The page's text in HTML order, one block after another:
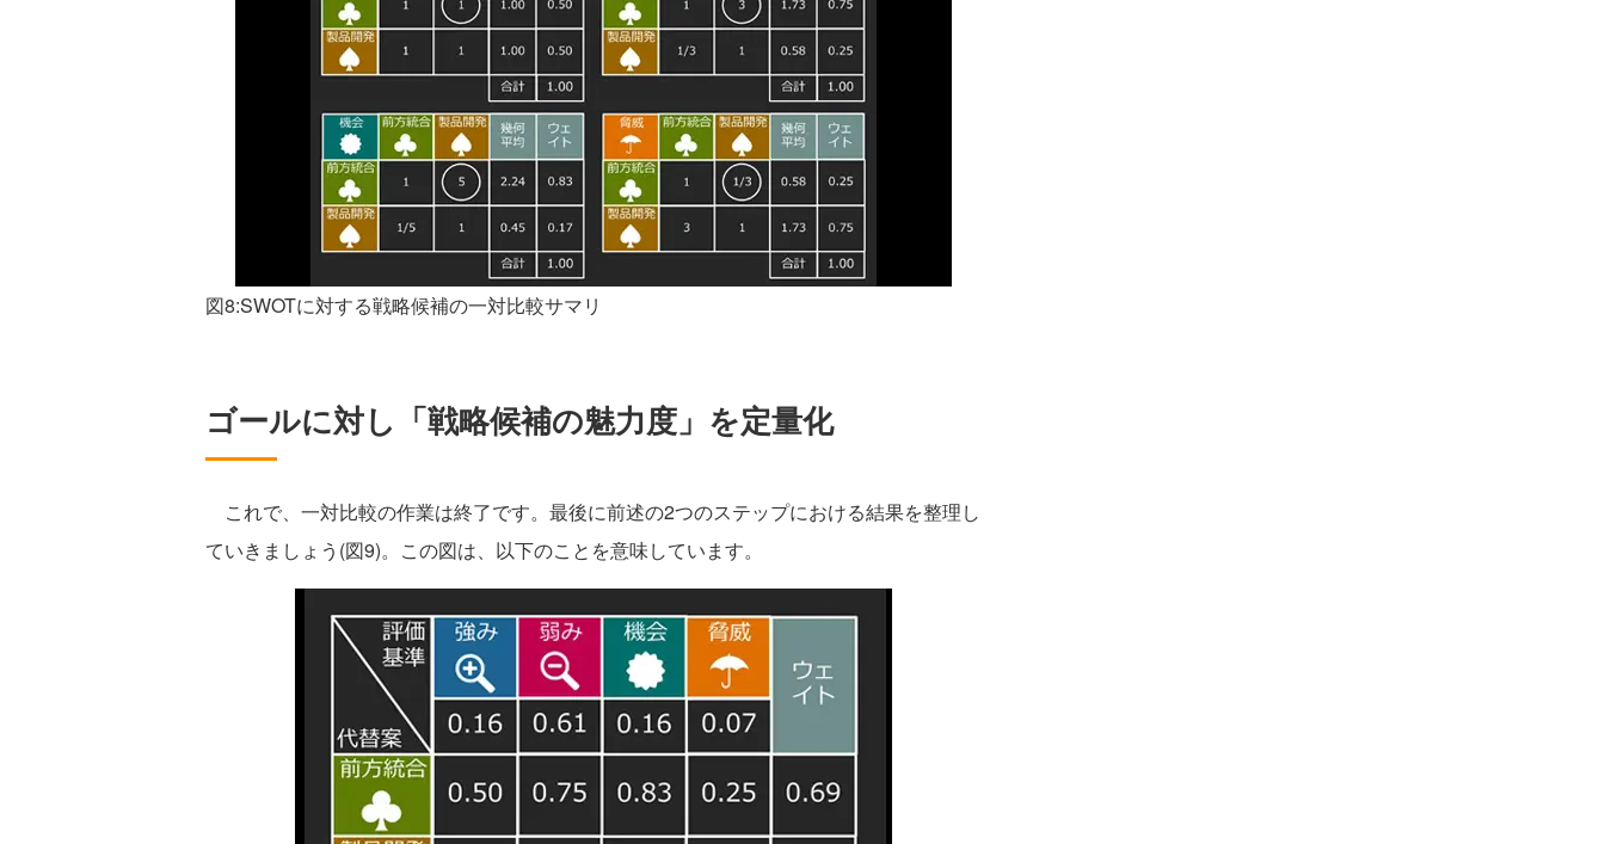
図8:SWOTに対する戦略候補の一対比較サマリ
ゴールに対し「戦略候補の魅力度」を定量化
これで、一対比較の作業は終了です。最後に前述の2つのステップにおける結果を整理し
ていきましょう(図9)。この図は、以下のことを意味しています。